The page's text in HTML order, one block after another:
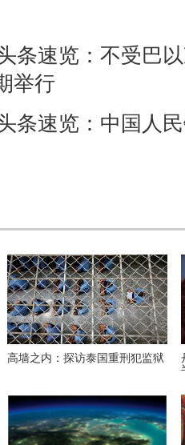
条速览：不受巴
举行
条速览：中国人
高墙之内：探访泰国重刑犯监狱